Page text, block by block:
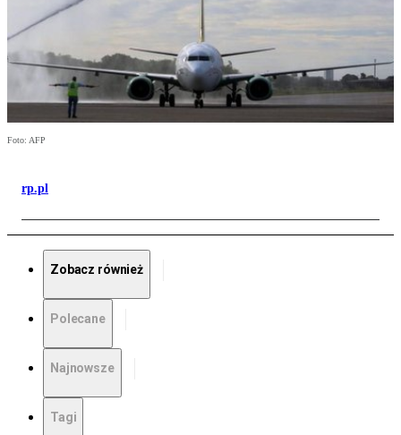
Foto: AFP
rp.pl
Zobacz również
Polecane
Najnowsze
Tagi